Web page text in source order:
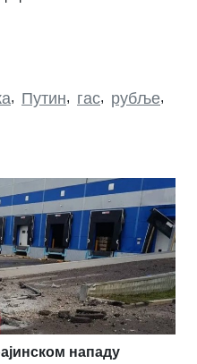
, Путин, гас, рубље,
нападу